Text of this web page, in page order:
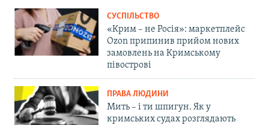
СУСПІЛЬСТВО
«Крим – не Росія»: маркетплейс
Ozon припинив прийом нових
замовлень на Кримському
півострові
ПРАВА ЛЮДИНИ
Мить – і ти шпигун. Як у
кримських судах розглядають